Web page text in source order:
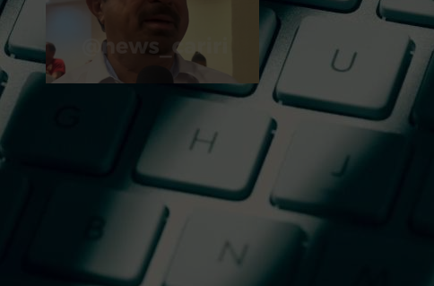
Vídeo: Prefeito de
Caririaçu, Acácio Leite,
reforça apoio a Elmano
para governador, declara
votos em André
Figueiredo para federal e
Davi de Raimundão para
Estadual